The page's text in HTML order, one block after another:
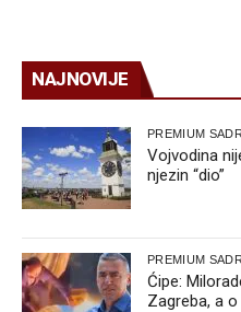
NAJNOVIJE
PREMIUM
Vojvodina
njezin “dio”
PREMIUM
Ćipe:
Zagreba, a